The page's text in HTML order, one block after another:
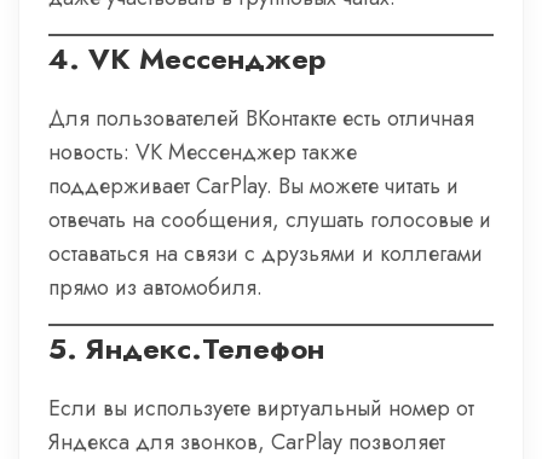
4. VK Мессенджер
Для пользователей ВКонтакте есть отличная
новость: VK Мессенджер также
поддерживает CarPlay. Вы можете читать и
отвечать на сообщения, слушать голосовые и
оставаться на связи с друзьями и коллегами
прямо из автомобиля.
5. Яндекс.Телефон
Если вы используете виртуальный номер от
Яндекса для звонков, CarPlay позволяет